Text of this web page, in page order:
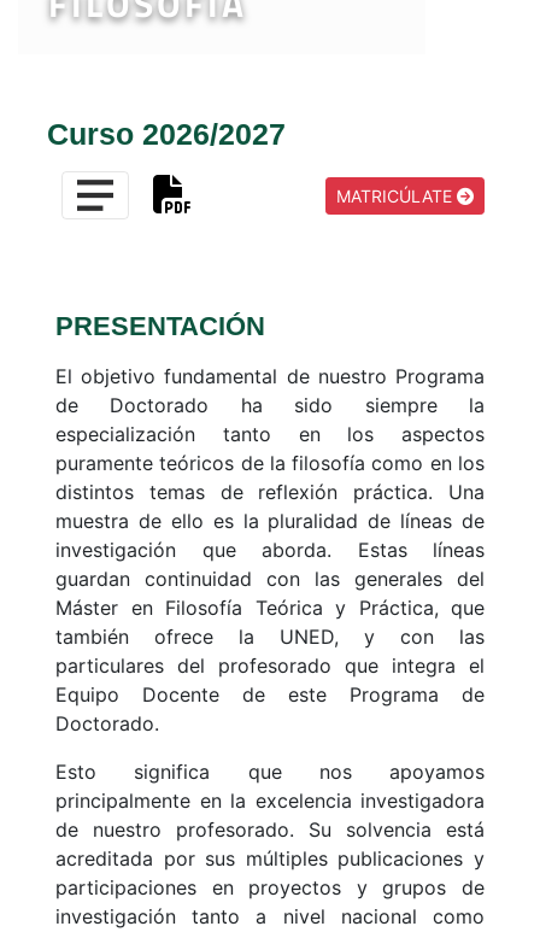
Curso 2026/2027
MATRICÚLATE
PRESENTACIÓN
El objetivo fundamental de nuestro Programa
de Doctorado ha sido siempre la
especialización tanto en los aspectos
puramente teóricos de la filosofía como en los
distintos temas de reflexión práctica. Una
muestra de ello es la pluralidad de líneas de
investigación que aborda. Estas líneas
guardan continuidad con las generales del
Máster en Filosofía Teórica y Práctica, que
también ofrece la UNED, y con las
particulares del profesorado que integra el
Equipo Docente de este Programa de
Doctorado.
Esto significa que nos apoyamos
principalmente en la excelencia investigadora
de nuestro profesorado. Su solvencia está
acreditada por sus múltiples publicaciones y
participaciones en proyectos y grupos de
investigación tanto a nivel nacional como